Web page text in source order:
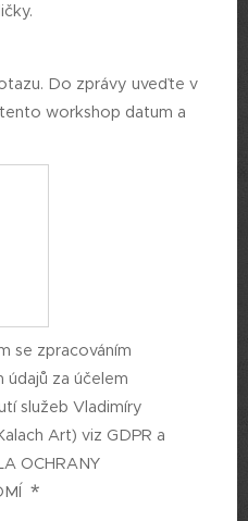
Do zprávy uveďte v
workshop datum a
se zpracováním
údajů za účelem
služeb Vladimíry
Art) viz GDPR a
OCHRANY